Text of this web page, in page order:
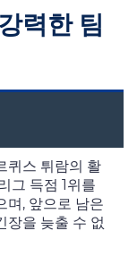
력한 팀
퀴스 튀람의 활
그 득점 1위를
며, 앞으로 남은
장을 늦출 수 없